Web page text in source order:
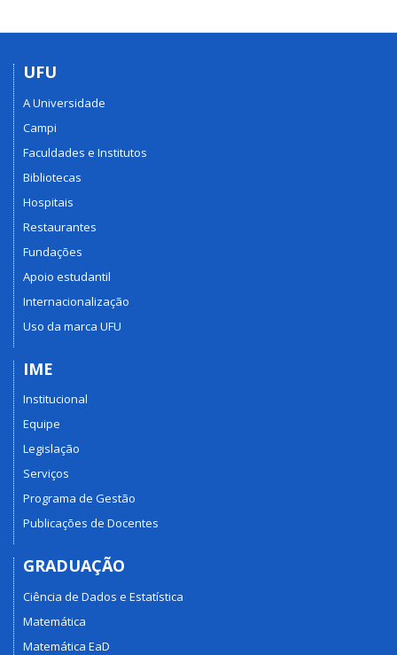
UFU
A Universidade
Campi
Faculdades e Institutos
Bibliotecas
Hospitais
Restaurantes
Fundações
Apoio estudantil
Internacionalização
Uso da marca UFU
IME
Institucional
Equipe
Legislação
Serviços
Programa de Gestão
Publicações de Docentes
GRADUAÇÃO
Ciência de Dados e Estatística
Matemática
Matemática EaD